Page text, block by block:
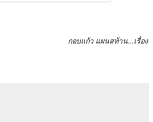
กอบแก้ว แผนสท้าน...เรื่อง